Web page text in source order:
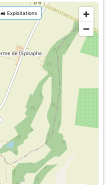
🚜 Exploitations